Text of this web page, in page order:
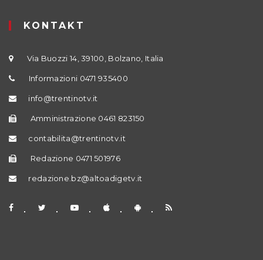
KONTAKT
Via Buozzi 14, 39100, Bolzano, Italia
Informazioni 0471 935400
info@trentinotv.it
Amministrazione 0461 823150
contabilita@trentinotv.it
Redazione 0471 501976
redazione.bz@altoadigetv.it